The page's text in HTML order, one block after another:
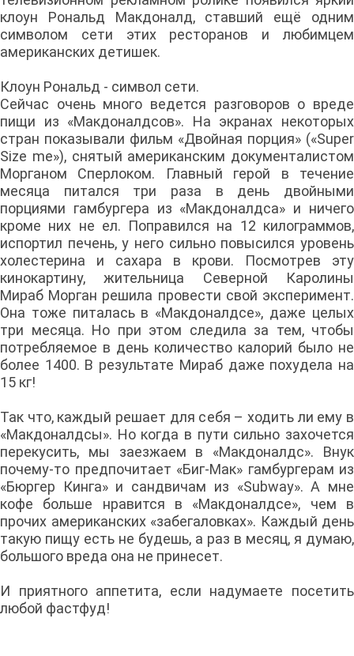
клоун Рональд Макдоналд, ставший ещё одним
символом сети этих ресторанов и любимцем
американских детишек.
Клоун Рональд - символ сети.
Сейчас очень много ведется разговоров о вреде
пищи из «Макдоналдсов». На экранах некоторых
стран показывали фильм «Двойная порция» («Super
Size me»), снятый американским документалистом
Морганом Сперлоком. Главный герой в течение
месяца питался три раза в день двойными
порциями гамбургера из «Макдоналдса» и ничего
кроме них не ел. Поправился на 12 килограммов,
испортил печень, у него сильно повысился уровень
холестерина и сахара в крови. Посмотрев эту
кинокартину, жительница Северной Каролины
Мираб Морган решила провести свой эксперимент.
Она тоже питалась в «Макдоналдсе», даже целых
три месяца. Но при этом следила за тем, чтобы
потребляемое в день количество калорий было не
более 1400. В результате Мираб даже похудела на
15 кг!
Так что, каждый решает для себя – ходить ли ему в
«Макдоналдсы». Но когда в пути сильно захочется
перекусить, мы заезжаем в «Макдоналдс». Внук
почему-то предпочитает «Биг-Мак» гамбургерам из
«Бюргер Кинга» и сандвичам из «Subway». А мне
кофе больше нравится в «Макдоналдсе», чем в
прочих американских «забегаловках». Каждый день
такую пищу есть не будешь, а раз в месяц, я думаю,
большого вреда она не принесет.
И приятного аппетита, если надумаете посетить
любой фастфуд!